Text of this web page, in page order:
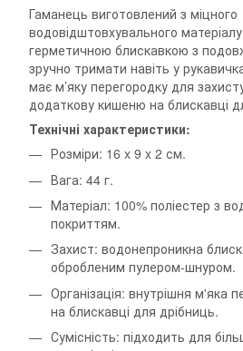
Гаманець виготовлений з міцного
водовідштовхувального
герметичною блискавкою з
зручно тримати навіть у
має м’яку перегородку для
додаткову кишеню на блискавці
Технічні характеристики:
Розміри: 16 x 9 x 2 см.
Вага: 44 г.
Матеріал: 100% поліестер з
покриттям.
Захист: водонепроникна
обробленим пулером-шнуром.
Організація: внутрішня м'яка
на блискавці для дрібниць.
Сумісність: підходить для